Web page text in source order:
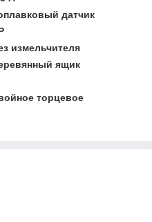
датчик
измельчителя
ящик
торцевое